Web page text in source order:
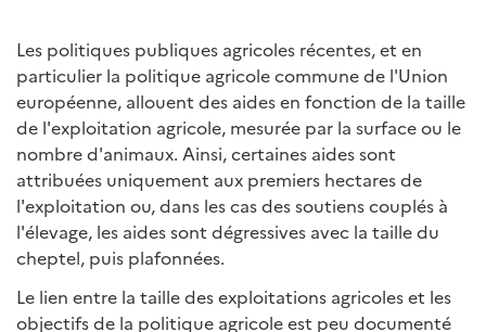
Les politiques publiques agricoles récentes, et en
particulier la politique agricole commune de l'Union
européenne, allouent des aides en fonction de la taille
de l'exploitation agricole, mesurée par la surface ou le
nombre d'animaux. Ainsi, certaines aides sont
attribuées uniquement aux premiers hectares de
l'exploitation ou, dans les cas des soutiens couplés à
l'élevage, les aides sont dégressives avec la taille du
cheptel, puis plafonnées.
Le lien entre la taille des exploitations agricoles et les
objectifs de la politique agricole est peu documenté